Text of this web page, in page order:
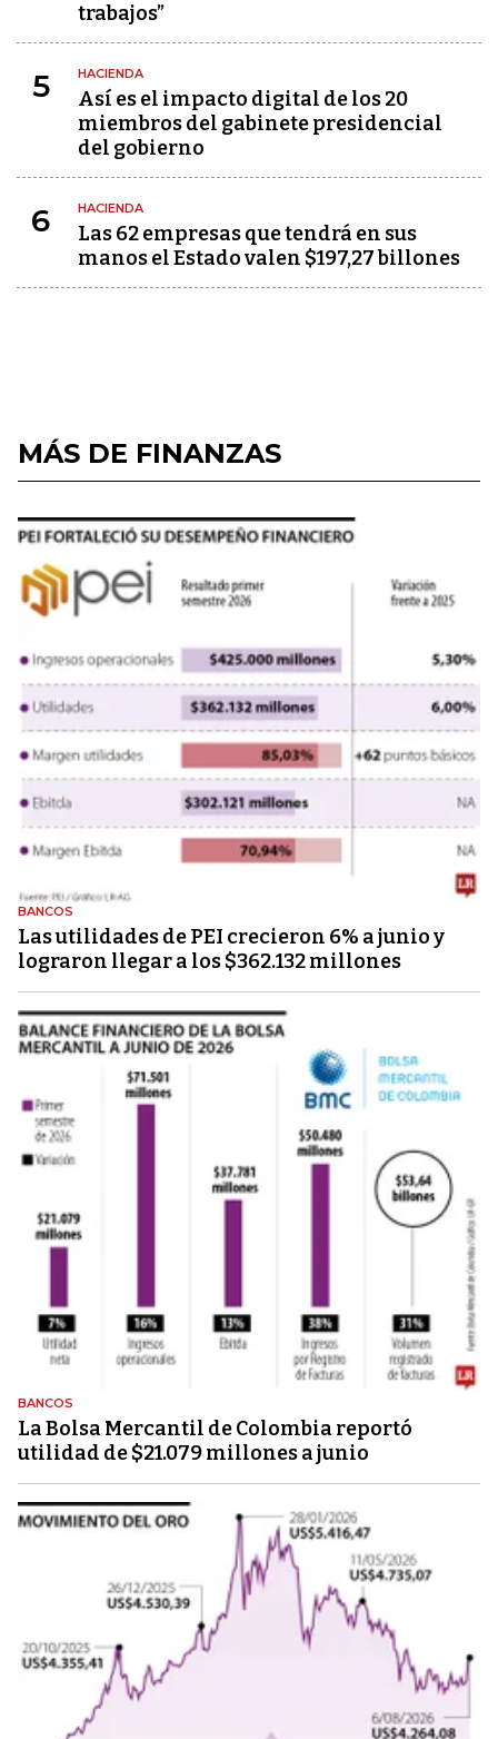
trabajos”
5 HACIENDA
Así es el impacto digital de los 20
miembros del gabinete presidencial
del gobierno
6 HACIENDA
Las 62 empresas que tendrá en sus
manos el Estado valen $197,27 billones
MÁS DE FINANZAS
BANCOS
Las utilidades de PEI crecieron 6% a junio y
lograron llegar a los $362.132 millones
BANCOS
La Bolsa Mercantil de Colombia reportó
utilidad de $21.079 millones a junio